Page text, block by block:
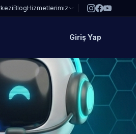
BlogHizmetlerimiz
Giriş Yap